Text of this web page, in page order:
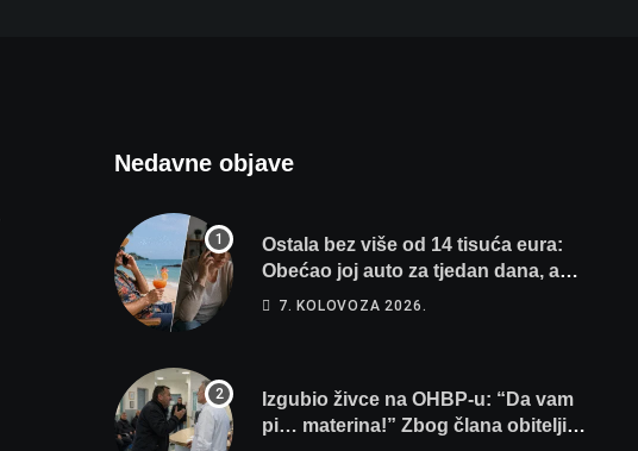
Nedavne objave
Ostala bez više od 14 tisuća eura:
Obećao joj auto za tjedan dana, a
zatim izmišljao opravdanja
7. KOLOVOZA 2026.
Izgubio živce na OHBP-u: “Da vam
pi… materina!” Zbog člana obitelji